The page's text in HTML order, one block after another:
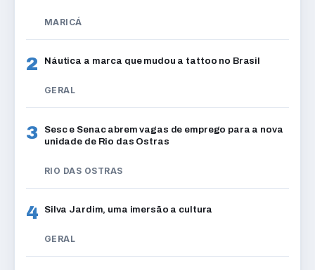
MARICÁ
2 Náutica a marca que mudou a tattoo no Brasil
GERAL
3
Sesc e Senac abrem vagas de emprego para a nova
unidade de Rio das Ostras
RIO DAS OSTRAS
4 Silva Jardim, uma imersão a cultura
GERAL